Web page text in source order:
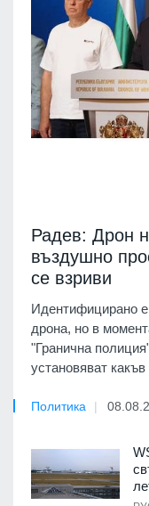
Радев: Дрон
въздушно
се взриви
Идентифицирано е
дрона, но в
"Гранична
установяват
Политика